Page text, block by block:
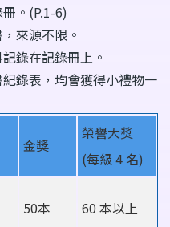
。(P.1-6)
來源不限。
錄在記錄冊上。
錄表，均會獲得小禮物一
金獎
榮譽大獎
(每級 4 名)
50本 60 本以上